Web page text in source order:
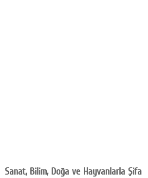
Sanat, Bilim, Doğa ve Hayvanlarla Şifa